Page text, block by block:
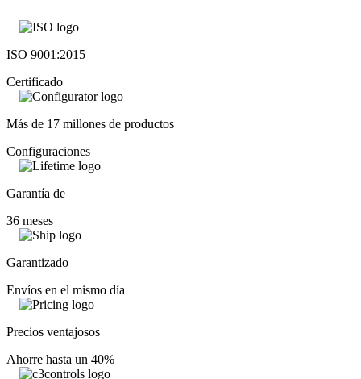
ISO 9001:2015
Certificado
Más de 17 millones de productos
Configuraciones
Garantía de
36 meses
Garantizado
Envíos en el mismo día
Precios ventajosos
Ahorre hasta un 40%